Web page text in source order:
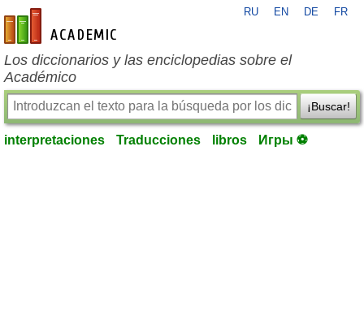
es-academic.com
RU EN DE FR
Los diccionarios y las enciclopedias sobre el
Académico
¡Buscar!
interpretaciones Traducciones libros Игры ⚽